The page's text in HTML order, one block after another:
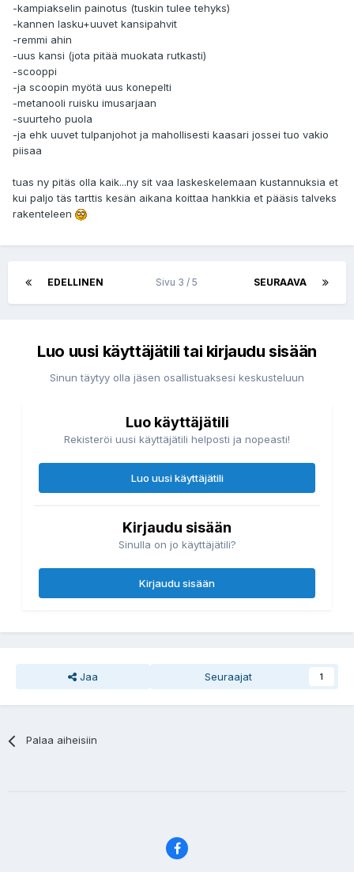
-kampiakselin painotus (tuskin tulee tehyks)
-kannen lasku+uuvet kansipahvit
-remmi ahin
-uus kansi (jota pitää muokata rutkasti)
-scooppi
-ja scoopin myötä uus konepelti
-metanooli ruisku imusarjaan
-suurteho puola
-ja ehk uuvet tulpanjohot ja mahollisesti kaasari jossei tuo vakio
piisaa
tuas ny pitäs olla kaik...ny sit vaa laskeskelemaan kustannuksia et
kui paljo täs tarttis kesän aikana koittaa hankkia et pääsis talveks
rakenteleen
EDELLINEN SEURAAVA
Sivu 3 / 5
Luo uusi käyttäjätili tai kirjaudu sisään
Sinun täytyy olla jäsen osallistuaksesi keskusteluun
Luo käyttäjätili
Rekisteröi uusi käyttäjätili helposti ja nopeasti!
Luo uusi käyttäjätili
Kirjaudu sisään
Sinulla on jo käyttäjätili?
Kirjaudu sisään
Jaa Seuraajat 1
Palaa aiheisiin